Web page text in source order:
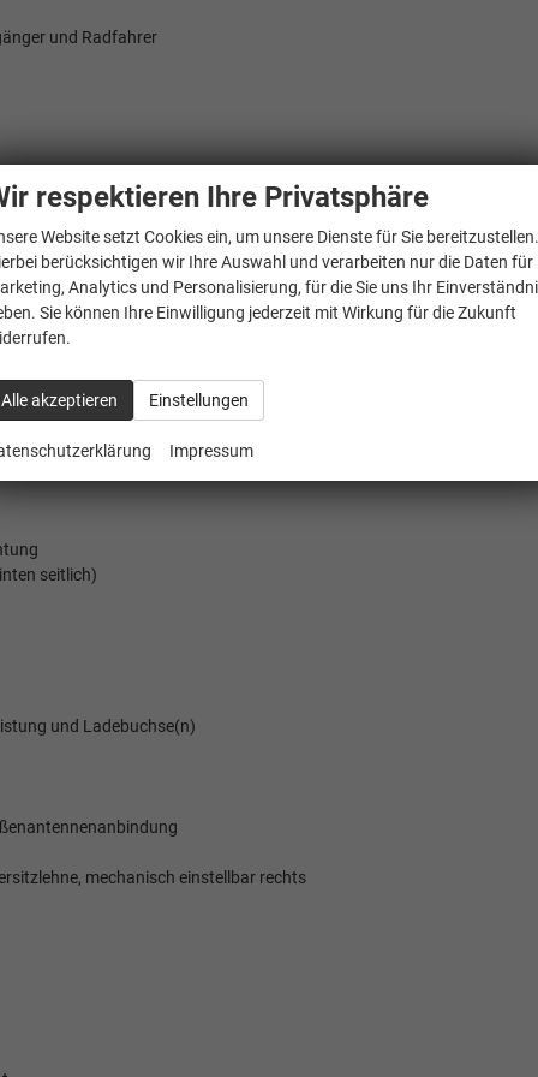
und Radfahrer
Fahrerseite automatisch abblendbar
und Beifahrersitz
mit Safesicherung
Funktion automatisch
seitlich)
und Ladebuchse(n)
mechanisch einstellbar rechts
respektieren Ihre Privatsphäre
Website setzt Cookies ein, um unsere Dienste für Sie
berücksichtigen wir Ihre Auswahl und verarbeiten nur die Daten für
Analytics und Personalisierung, für die Sie uns Ihr
Sie können Ihre Einwilligung jederzeit mit Wirkung für die Zukunft
Alle akzeptieren Einstellungen
Impressum